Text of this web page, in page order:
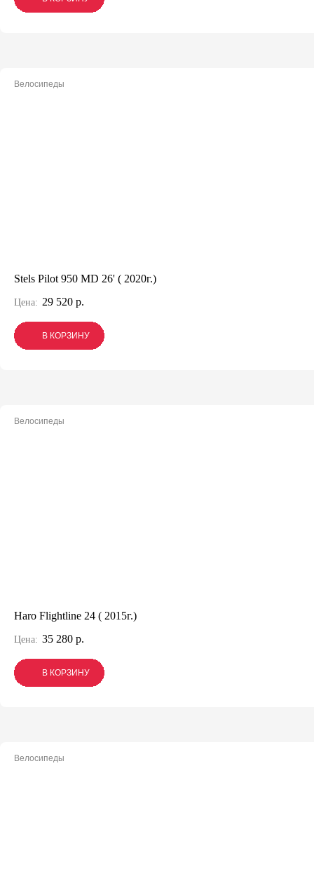
Велосипеды
Stels Pilot 950 MD 26' ( 2020г.)
Цена: 29 520 р.
В КОРЗИНУ
В КОРЗИНУ
В КОРЗИНУ
Велосипеды
Haro Flightline 24 ( 2015г.)
Цена: 35 280 р.
В КОРЗИНУ
В КОРЗИНУ
В КОРЗИНУ
Велосипеды